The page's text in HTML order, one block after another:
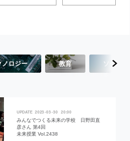
ノロジー 教育 ソーシャ
2023 03 30 20:00
みんなでつくる未来の学校 日野田直
彦さん 第4回
未来授業 Vol.2438